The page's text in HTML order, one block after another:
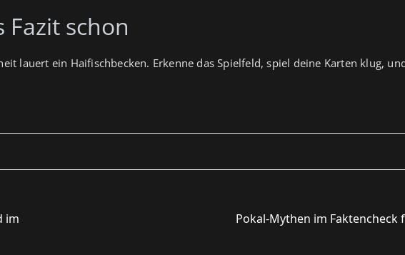
Fazit schon
lauert ein Haifischbecken. Erkenne das Spielfeld, spiel deine Karten klug,
im
Pokal-Mythen im